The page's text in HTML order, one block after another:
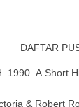
DAFTAR
1990. A Short
& Robert